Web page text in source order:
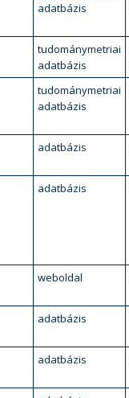
adatbázis
tudománymetriai
adatbázis
tudománymetriai
adatbázis
adatbázis
adatbázis
weboldal
adatbázis
adatbázis